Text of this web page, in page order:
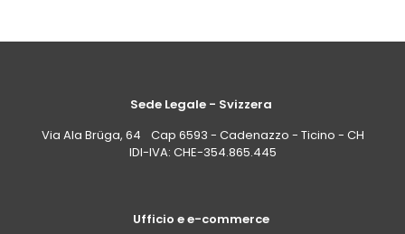
Sede Legale - Svizzera
Via Ala Brüga, 64 Cap 6593 - Cadenazzo - Ticino - CH
IDI-IVA: CHE-354.865.445
Ufficio e e-commerce